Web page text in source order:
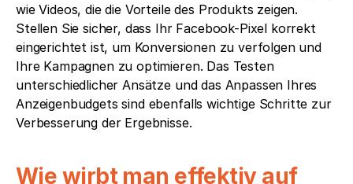
wie Videos, die die Vorteile des Produkts zeigen.
Stellen Sie sicher, dass Ihr Facebook-Pixel korrekt
eingerichtet ist, um Konversionen zu verfolgen und
Ihre Kampagnen zu optimieren. Das Testen
unterschiedlicher Ansätze und das Anpassen Ihres
Anzeigenbudgets sind ebenfalls wichtige Schritte zur
Verbesserung der Ergebnisse.
Wie wirbt man effektiv auf